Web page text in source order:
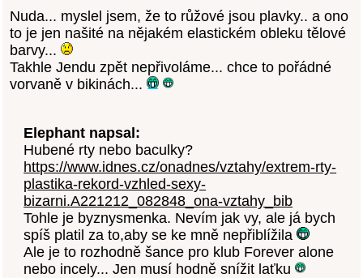
Nuda... myslel jsem, že to růžové jsou plavky.. a ono
to je jen našité na nějakém elastickém obleku tělové
barvy...
Takhle Jendu zpět nepřivoláme... chce to pořádné
vorvaně v bikinách...
Elephant napsal:
Hubené rty nebo baculky?
https://www.idnes.cz/onadnes/vztahy/extrem-rty-
plastika-rekord-vzhled-sexy-
bizarni.A221212_082848_ona-vztahy_bib
Tohle je byznysmenka. Nevím jak vy, ale já bych
spíš platil za to,aby se ke mně nepřiblížila
Ale je to rozhodně šance pro klub Forever alone
nebo incely... Jen musí hodně snížit laťku